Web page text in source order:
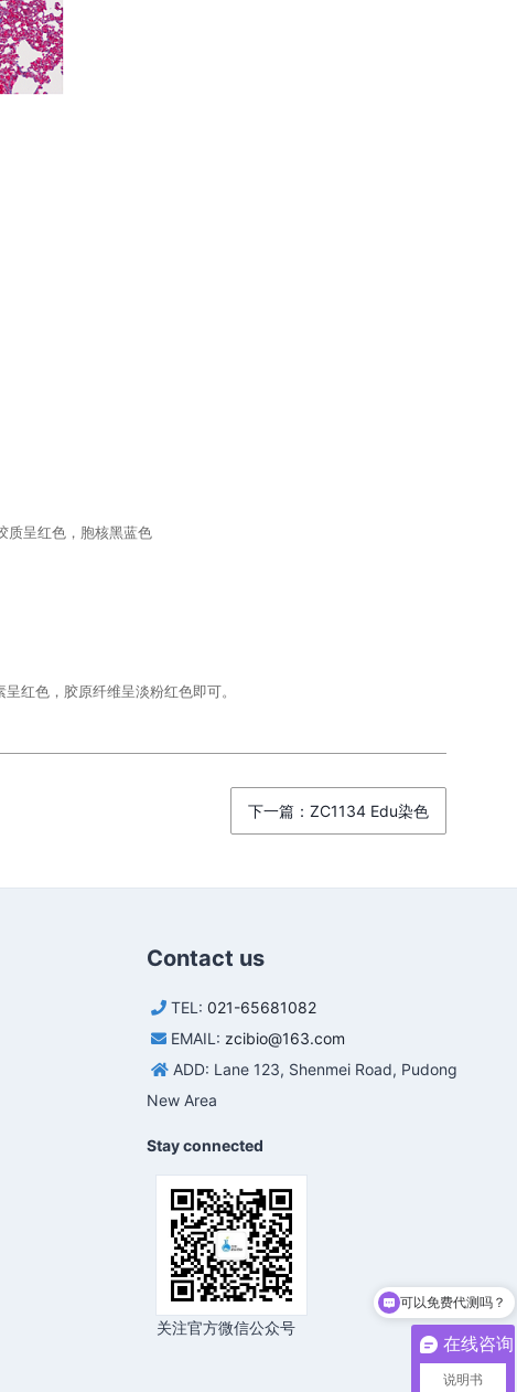
呈红色，胞核黑蓝色
红色，胶原纤维呈淡粉红色即可。
下一篇：ZC1134 Edu染色
Contact us
TEL: 021-65681082
EMAIL: zcibio@163.com
ADD: Lane 123, Shenmei Road, Pudong
New Area
Stay connected
关注官方微信公众号
在线咨询
说明书
可以免费代测吗？